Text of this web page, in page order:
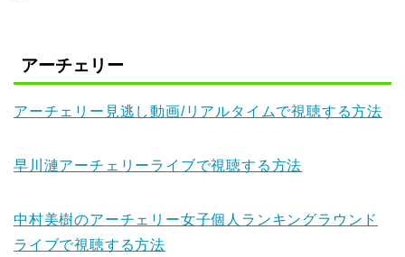
アーチェリー
アーチェリー見逃し動画/リアルタイムで視聴する方法
早川漣アーチェリーライブで視聴する方法
中村美樹のアーチェリー女子個人ランキングラウンド
ライブで視聴する方法